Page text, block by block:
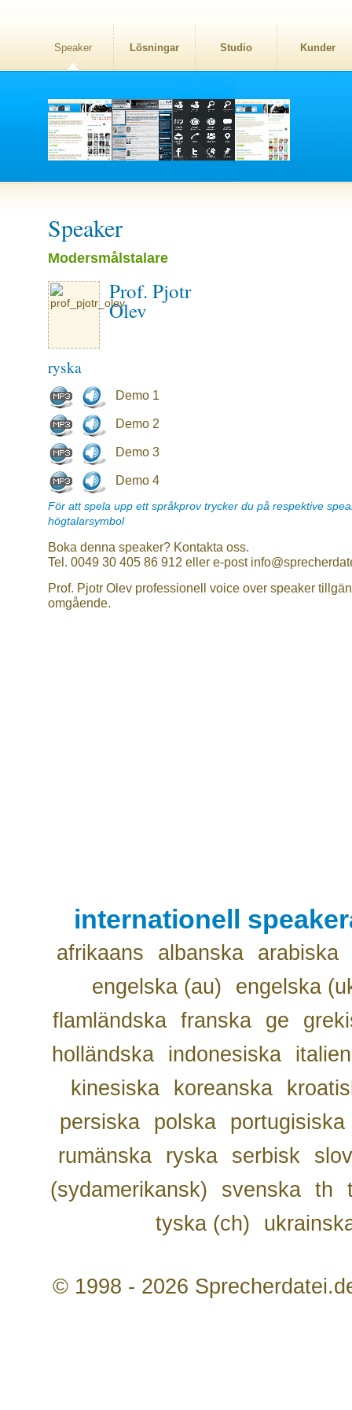
Speaker Lösningar Studio Kunder
Speaker
Modersmålstalare
Prof. Pjotr
Olev
ryska
Demo 1
Demo 2
Demo 3
Demo 4
För att spela upp ett språkprov trycker du på respektive
högtalarsymbol
Boka denna speaker? Kontakta oss.
Tel. 0049 30 405 86 912 eller e-post
Prof. Pjotr Olev professionell voice over speaker
omgående.
internationell
afrikaans albanska
arabiska
engelska (au)
engelska
flamländska franska ge
holländska
indonesiska
kinesiska
koreanska
persiska
polska
portugisiska
rumänska
ryska serbisk
(sydamerikansk)
svenska th
tyska (ch)
© 1998 - 2026